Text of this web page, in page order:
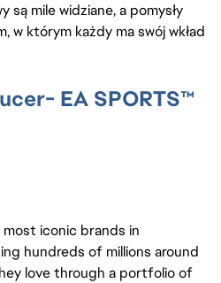
są mile widziane, a pomysły
w którym każdy ma swój wkład
EA SPORTS™
iconic brands in
hundreds of millions around
love through a portfolio of